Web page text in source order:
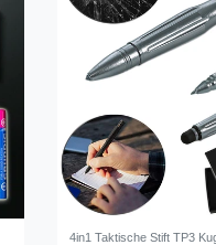
4in1 Taktische Stift TP3